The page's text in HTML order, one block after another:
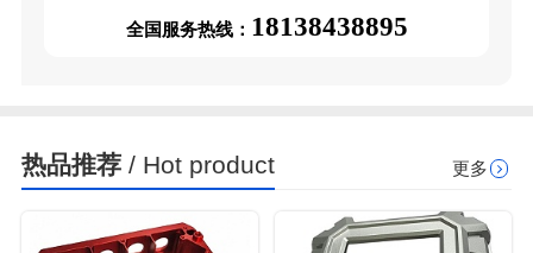
全国服务热线： 18138438895
热品推荐 / Hot product 更多